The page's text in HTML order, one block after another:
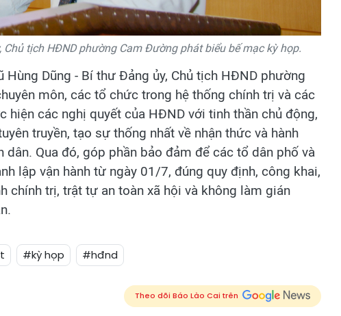
tịch HĐND phường Cam Đường phát biểu bế mạc kỳ họp.
Dũng - Bí thư Đảng ủy, Chủ tịch HĐND phường
môn, các tổ chức trong hệ thống chính trị và các
hiện các nghị quyết của HĐND với tinh thần chủ động,
truyền, tạo sự thống nhất về nhận thức và hành
dân. Qua đó, góp phần bảo đảm để các tổ dân phố và
lập vận hành từ ngày 01/7, đúng quy định, công khai,
chính trị, trật tự an toàn xã hội và không làm gián
#kỳ họp #hđnd
Theo dõi Báo Lào Cai trên